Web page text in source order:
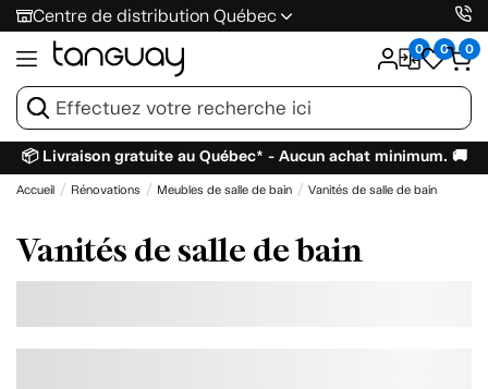
Centre de distribution Québec
0 0 0
📦 Livraison gratuite au Québec* - Aucun achat minimum. 🚚
Accueil Rénovations Meubles de salle de bain Vanités de salle de bain
Vanités de salle de bain